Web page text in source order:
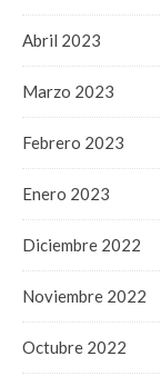
Abril 2023
Marzo 2023
Febrero 2023
Enero 2023
Diciembre 2022
Noviembre 2022
Octubre 2022